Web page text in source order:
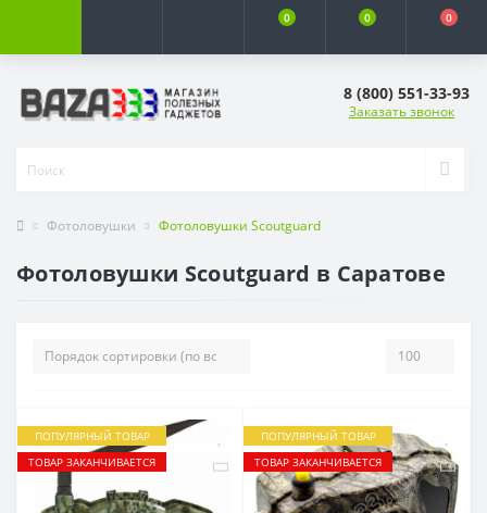
0 0 0
8 (800) 551-33-93
Заказать звонок
Фотоловушки Фотоловушки Scoutguard
Фотоловушки Scoutguard в Саратове
ПОПУЛЯРНЫЙ ТОВАР
ТОВАР ЗАКАНЧИВАЕТСЯ
ПОПУЛЯРНЫЙ ТОВАР
ТОВАР ЗАКАНЧИВАЕТСЯ